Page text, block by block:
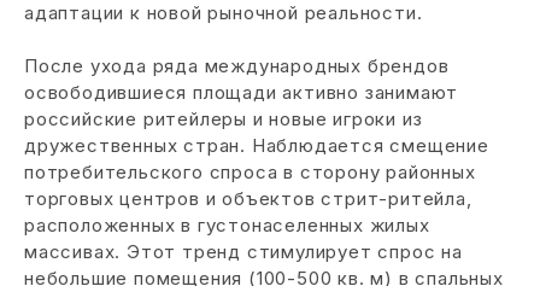
адаптации к новой рыночной реальности.
После ухода ряда международных брендов
освободившиеся площади активно занимают
российские ритейлеры и новые игроки из
дружественных стран. Наблюдается смещение
потребительского спроса в сторону районных
торговых центров и объектов стрит-ритейла,
расположенных в густонаселенных жилых
массивах. Этот тренд стимулирует спрос на
небольшие помещения (100-500 кв. м) в спальных